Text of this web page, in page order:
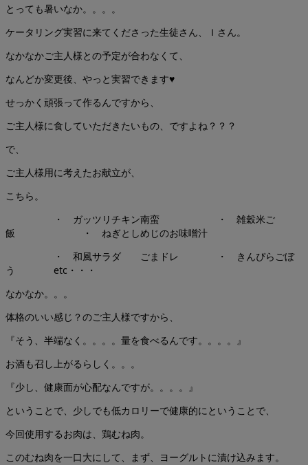
とっても暑いなか。。。。
ケータリング実習に来てくださった生徒さん、Ｉさん。
なかなかご主人様との予定が合わなくて、
なんどか変更後、やっと実習できます♥
せっかく頑張って作るんですから、
ご主人様に食していただきたいもの、ですよね？？？
で、
ご主人様用に考えたお献立が、
こちら。
・ ガッツリチキン南蛮 ・ 雑穀米ご
飯 ・ ねぎとしめじのお味噌汁
・ 和風サラダ ごまドレ ・ きんぴらごぼ
う etc・・・
なかなか。。。
体格のいい感じ？のご主人様ですから、
『そう、半端なく。。。。量を食べるんです。。。。』
お酒も召し上がるらしく。。。
『少し、健康面が心配なんですが。。。。』
ということで、少しでも低カロリーで健康的にということで、
今回使用するお肉は、鶏むね肉。
このむね肉を一口大にして、まず、ヨーグルトに漬け込みます。